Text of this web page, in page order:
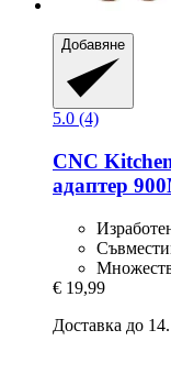
Добавяне
5.0 (4)
CNC
адаптер
€ 19,99
Доставка до